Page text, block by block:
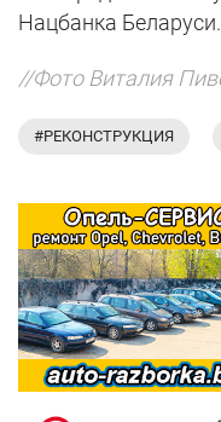
Нацбанка Беларуси.
//Фото Виталия
#РЕКОНСТРУКЦИЯ